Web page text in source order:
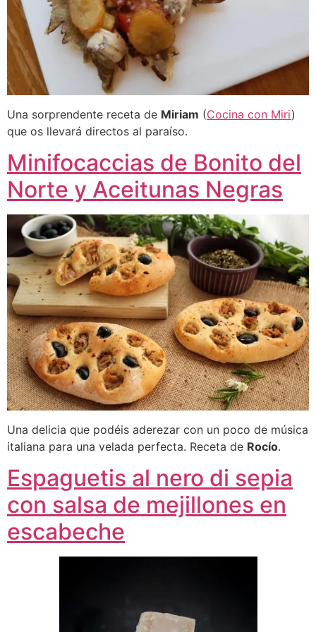
Una sorprendente receta de Miriam (Cocina con Miri)
que os llevará directos al paraíso.
Minifocaccias de Bonito del
Norte y Aceitunas Negras
Una delicia que podéis aderezar con un poco de música
italiana para una velada perfecta. Receta de Rocío.
Espaguetis al nero di sepia
con salsa de mejillones en
escabeche